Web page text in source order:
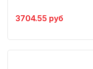
3704.55 руб